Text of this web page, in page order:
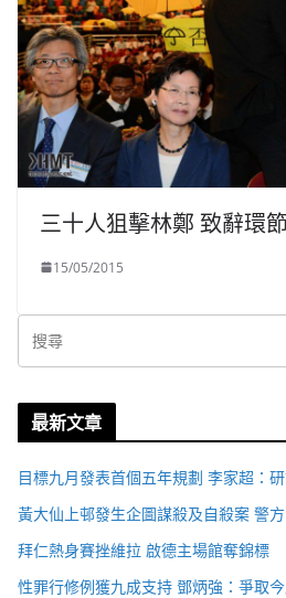
三十人狙擊林鄭 致辭環
15/05/2015
最新文章
目標九月發表首個五年規劃 李家超：
黃大仙上邨發生企圖謀殺及自殺案 警
拜仁熱身賽挫維拉 啟德主場館奪錦標
性罪行修例獲九成支持 鄧炳強：爭取